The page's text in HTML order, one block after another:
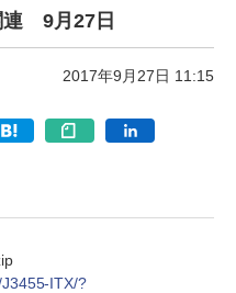
連 9月27日
2017年9月27日 11:15
ITX/?